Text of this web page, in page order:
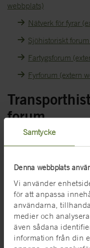
Samtycke
Denna webbplats
Vi använder
för att anpassa
användarna,
medier och
även sådana
information från din
webbplats)
Nätverk för fyrar
Sjöhistoriskt
Fartygsforum
Fyrforum (extern
forum
Järnvägmuseet är med
aktörer och
SMMTF.
Det finns ett nätverk för
forskningsområdet.
SMMTF erbjuder
organisationer inom
ordförandemöten.